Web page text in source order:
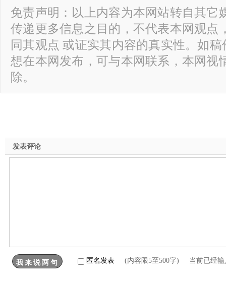
免责声明：以上内容为本网站转自其它
传递更多信息之目的，不代表本网观点
同其观点 或证实其内容的真实性。如
想在本网发布，可与本网联系，本网视
除。
发表评论
匿名发表 (内容限5至500字) 当前已经